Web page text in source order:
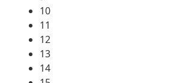
10
11
12
13
14